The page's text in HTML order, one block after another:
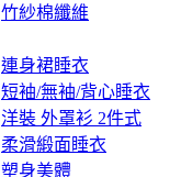
竹紗棉纖維
連身裙睡衣
短袖/無袖/背心睡衣
洋裝 外罩衫 2件式
柔滑緞面睡衣
塑身美體